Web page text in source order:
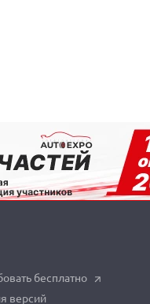
бесплатно
версий